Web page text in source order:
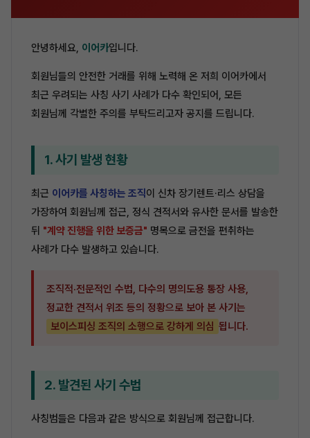
안녕하세요, 이어카입니다.
회원님들의 안전한 거래를 위해 노력해 온 저희 이어카에서
최근 우려되는 사칭 사기 사례가 다수 확인되어, 모든
회원님께 각별한 주의를 부탁드리고자 공지를 드립니다.
1. 사기 발생 현황
최근 이어카를 사칭하는 조직이 신차 장기렌트·리스 상담을
가장하여 회원님께 접근, 정식 견적서와 유사한 문서를 발송한
뒤 "계약 진행을 위한 보증금" 명목으로 금전을 편취하는
사례가 다수 발생하고 있습니다.
조직적·전문적인 수법, 다수의 명의도용 통장 사용,
정교한 견적서 위조 등의 정황으로 보아 본 사기는
보이스피싱 조직의 소행으로 강하게 의심 됩니다.
2. 발견된 사기 수법
사칭범들은 다음과 같은 방식으로 회원님께 접근합니다.